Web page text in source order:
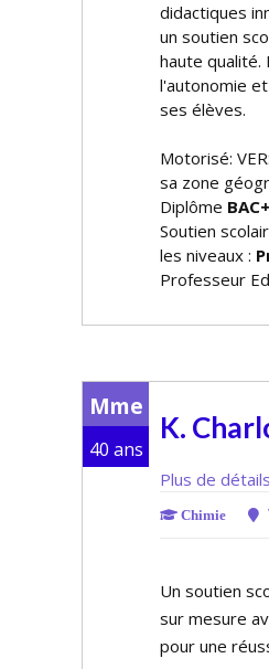
didactiques
un soutien
haute qualité.
l'autonomie
ses élèves.
Motorisé:
sa zone
Diplôme
Soutien
les niveaux :
Professeur
Mme
40 ans
K.
Plus de détails
Chimie
Un soutien
sur mesure
pour une